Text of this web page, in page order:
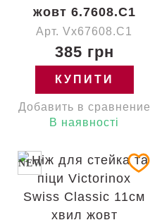
жовт 6.7608.C1
Арт. Vx67608.C1
385 грн
КУПИТИ
Добавить в сравнение
В наявності
NEW